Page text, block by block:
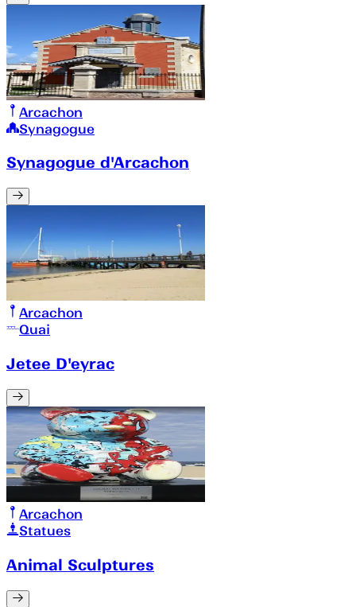
Arcachon
Synagogue
Synagogue d'Arcachon
Arcachon
Quai
Jetee D'eyrac
Arcachon
Statues
Animal Sculptures